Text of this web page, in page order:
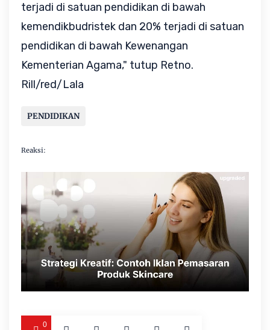
terjadi di satuan pendidikan di bawah
kemendikbudristek dan 20% terjadi di satuan
pendidikan di bawah Kewenangan
Kementerian Agama," tutup Retno.
Rill/red/Lala
PENDIDIKAN
Reaksi:
0